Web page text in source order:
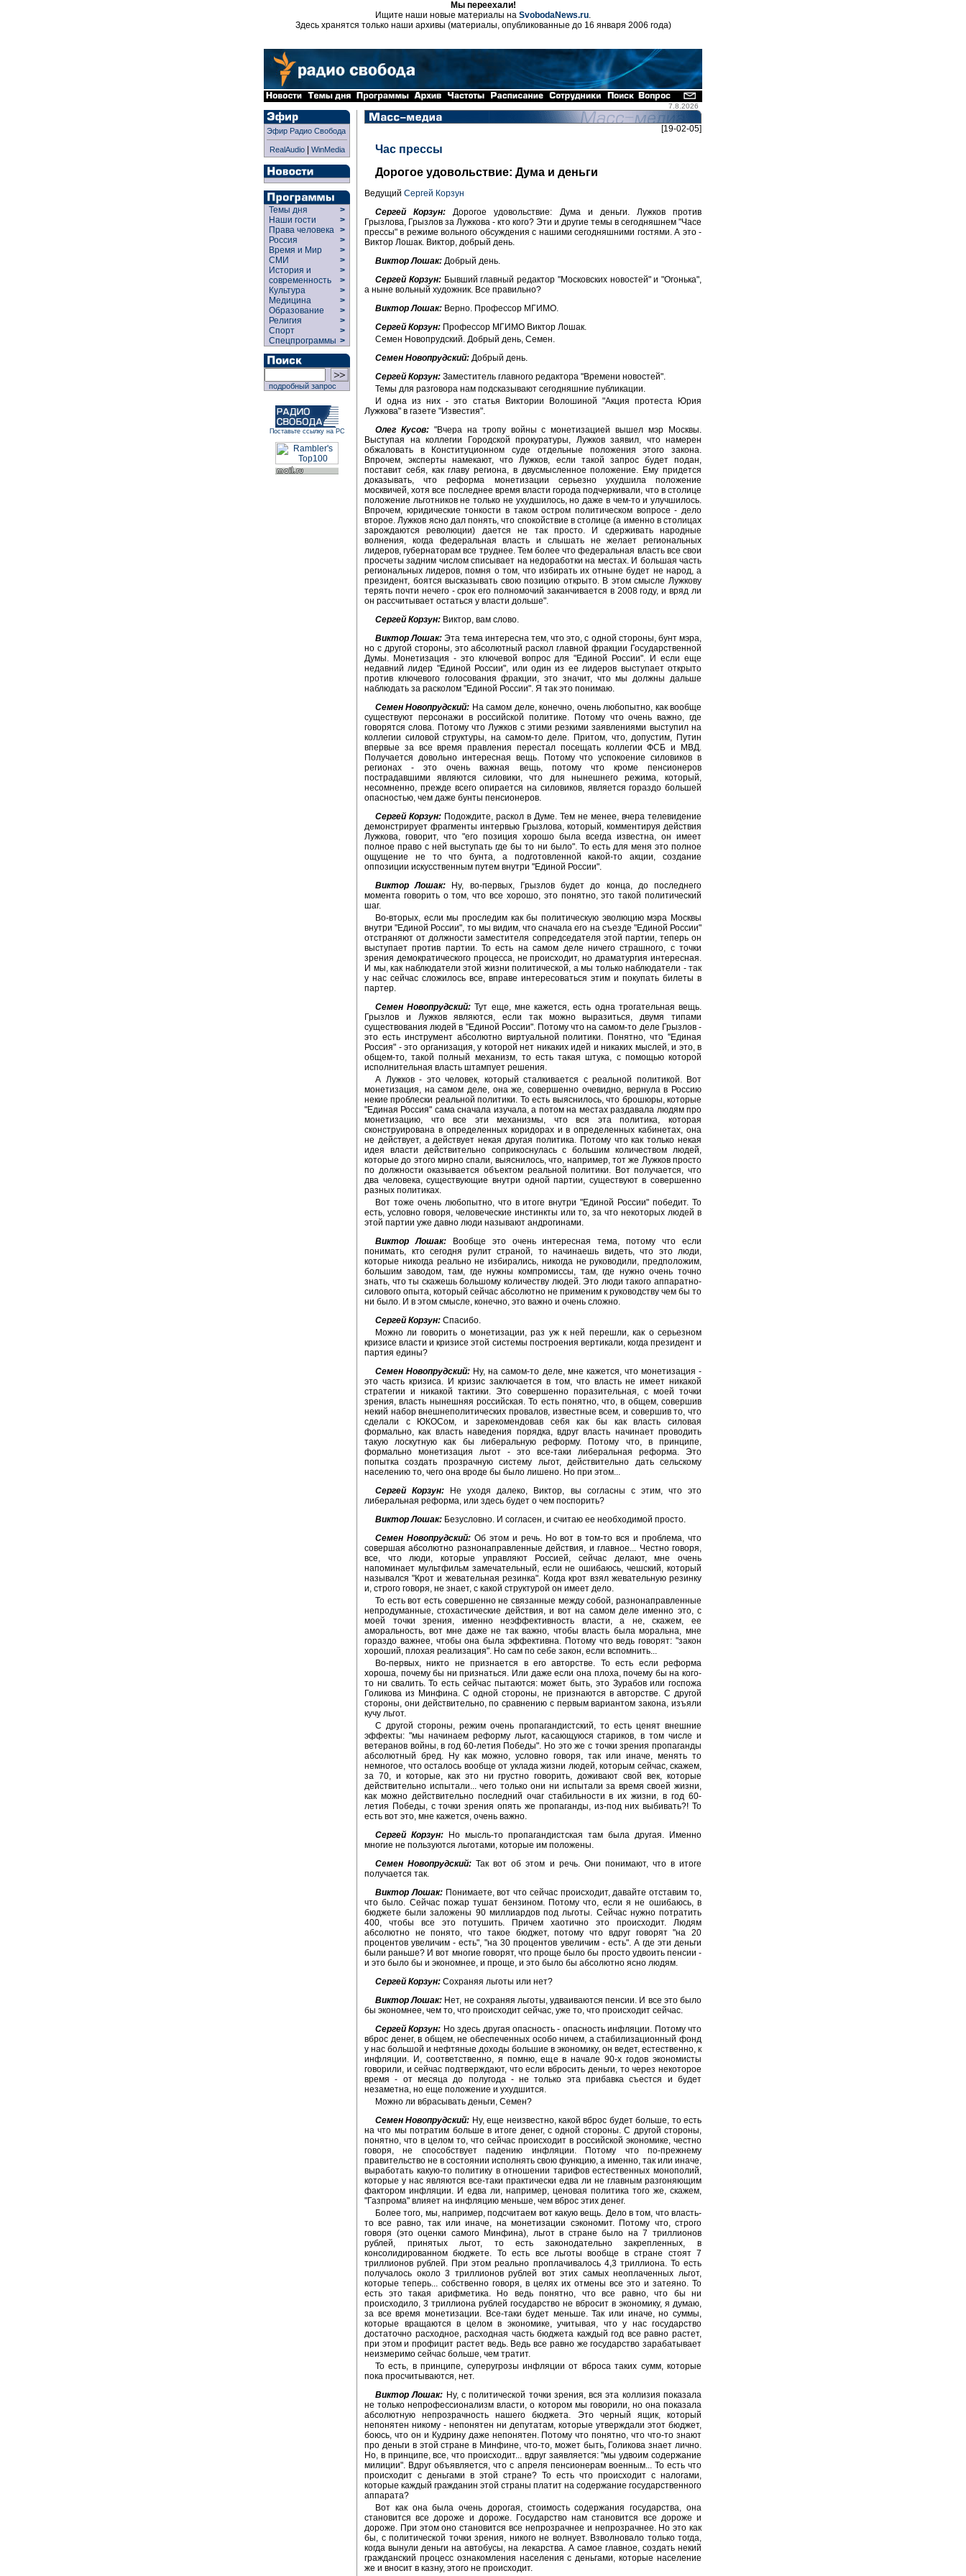
Мы переехали!
Ищите наши новые материалы на SvobodaNews.ru.
Здесь хранятся только наши архивы (материалы, опубликованные до 16 января 2006 года)
7.8.2026
Эфир Радио Свобода
RealAudio| WinMedia
Темы дня
>
Наши гости
>
Права человека >
Россия
>
Время и Мир
>
СМИ
>
История и
современность
>
>
Культура
>
Медицина
>
Образование
>
Религия
>
Спорт
>
Спецпрограммы >
подробный запрос
Поставьте ссылку на РС
[19-02-05]
Час прессы
Дорогое удовольствие: Дума и деньги
Ведущий Сергей Корзун
Сергей Корзун: Дорогое удовольствие: Дума и деньги. Лужков против
Грызлова, Грызлов за Лужкова - кто кого? Эти и другие темы в сегодняшнем "Часе
прессы" в режиме вольного обсуждения с нашими сегодняшними гостями. А это -
Виктор Лошак. Виктор, добрый день.
Виктор Лошак: Добрый день.
Сергей Корзун:Бывший главный редактор "Московских новостей" и "Огонька",
а ныне вольный художник. Все правильно?
Виктор Лошак: Верно. Профессор МГИМО.
Сергей Корзун: Профессор МГИМО Виктор Лошак.
Семен Новопрудский. Добрый день, Семен.
Семен Новопрудский: Добрый день.
Сергей Корзун: Заместитель главного редактора "Времени новостей".
Темы для разговора нам подсказывают сегодняшние публикации.
И одна из них - это статья Виктории Волошиной "Акция протеста Юрия
Лужкова" в газете "Известия".
Олег Кусов:"Вчера на тропу войны с монетизацией вышел мэр Москвы.
Выступая на коллегии Городской прокуратуры, Лужков заявил, что намерен
обжаловать в Конституционном суде отдельные положения этого закона.
Впрочем, эксперты намекают, что Лужков, если такой запрос будет подан,
поставит себя, как главу региона, в двусмысленное положение. Ему придется
доказывать, что реформа монетизации серьезно ухудшила положение
москвичей, хотя все последнее время власти города подчеркивали, что в столице
положение льготников не только не ухудшилось, но даже в чем-то и улучшилось.
Впрочем, юридические тонкости в таком остром политическом вопросе - дело
второе. Лужков ясно дал понять, что спокойствие в столице (а именно в столицах
зарождаются революции) дается не так просто. И сдерживать народные
волнения, когда федеральная власть и слышать не желает региональных
лидеров, губернаторам все труднее. Тем более что федеральная власть все свои
просчеты задним числом списывает на недоработки на местах. И большая часть
региональных лидеров, помня о том, что избирать их отныне будет не народ, а
президент, боятся высказывать свою позицию открыто. В этом смысле Лужкову
терять почти нечего - срок его полномочий заканчивается в 2008 году, и вряд ли
он рассчитывает остаться у власти дольше".
Сергей Корзун: Виктор, вам слово.
Виктор Лошак: Эта тема интересна тем, что это, с одной стороны, бунт мэра,
но с другой стороны, это абсолютный раскол главной фракции Государственной
Думы. Монетизация - это ключевой вопрос для "Единой России". И если еще
недавний лидер "Единой России", или один из ее лидеров выступает открыто
против ключевого голосования фракции, это значит, что мы должны дальше
наблюдать за расколом "Единой России". Я так это понимаю.
Семен Новопрудский: На самом деле, конечно, очень любопытно, как вообще
существуют персонажи в российской политике. Потому что очень важно, где
говорятся слова. Потому что Лужков с этими резкими заявлениями выступил на
коллегии силовой структуры, на самом-то деле. Притом, что, допустим, Путин
впервые за все время правления перестал посещать коллегии ФСБ и МВД.
Получается довольно интересная вещь. Потому что успокоение силовиков в
регионах - это очень важная вещь, потому что кроме пенсионеров
пострадавшими являются силовики, что для нынешнего режима, который,
несомненно, прежде всего опирается на силовиков, является гораздо большей
опасностью, чем даже бунты пенсионеров.
Сергей Корзун: Подождите, раскол в Думе. Тем не менее, вчера телевидение
демонстрирует фрагменты интервью Грызлова, который, комментируя действия
Лужкова, говорит, что "его позиция хорошо была всегда известна, он имеет
полное право с ней выступать где бы то ни было". То есть для меня это полное
ощущение не то что бунта, а подготовленной какой-то акции, создание
оппозиции искусственным путем внутри "Единой России".
Виктор Лошак: Ну, во-первых, Грызлов будет до конца, до последнего
момента говорить о том, что все хорошо, это понятно, это такой политический
шаг.
Во-вторых, если мы проследим как бы политическую эволюцию мэра Москвы
внутри "Единой России", то мы видим, что сначала его на съезде "Единой России"
отстраняют от должности заместителя сопредседателя этой партии, теперь он
выступает против партии. То есть на самом деле ничего страшного, с точки
зрения демократического процесса, не происходит, но драматургия интересная.
И мы, как наблюдатели этой жизни политической, а мы только наблюдатели - так
у нас сейчас сложилось все, вправе интересоваться этим и покупать билеты в
партер.
Семен Новопрудский: Тут еще, мне кажется, есть одна трогательная вещь.
Грызлов и Лужков являются, если так можно выразиться, двумя типами
существования людей в "Единой России". Потому что на самом-то деле Грызлов -
это есть инструмент абсолютно виртуальной политики. Понятно, что "Единая
Россия" - это организация, у которой нет никаких идей и никаких мыслей, и это, в
общем-то, такой полный механизм, то есть такая штука, с помощью которой
исполнительная власть штампует решения.
А Лужков - это человек, который сталкивается с реальной политикой. Вот
монетизация, на самом деле, она же, совершенно очевидно, вернула в Россию
некие проблески реальной политики. То есть выяснилось, что брошюры, которые
"Единая Россия" сама сначала изучала, а потом на местах раздавала людям про
монетизацию, что все эти механизмы, что вся эта политика, которая
сконструирована в определенных коридорах и в определенных кабинетах, она
не действует, а действует некая другая политика. Потому что как только некая
идея власти действительно соприкоснулась с большим количеством людей,
которые до этого мирно спали, выяснилось, что, например, тот же Лужков просто
по должности оказывается объектом реальной политики. Вот получается, что
два человека, существующие внутри одной партии, существуют в совершенно
разных политиках.
Вот тоже очень любопытно, что в итоге внутри "Единой России" победит. То
есть, условно говоря, человеческие инстинкты или то, за что некоторых людей в
этой партии уже давно люди называют андрогинами.
Виктор Лошак:Вообще это очень интересная тема, потому что если
понимать, кто сегодня рулит страной, то начинаешь видеть, что это люди,
которые никогда реально не избирались, никогда не руководили, предположим,
большим заводом, там, где нужны компромиссы, там, где нужно очень точно
знать, что ты скажешь большому количеству людей. Это люди такого аппаратно-
силового опыта, который сейчас абсолютно не применим к руководству чем бы то
ни было. И в этом смысле, конечно, это важно и очень сложно.
Сергей Корзун: Спасибо.
Можно ли говорить о монетизации, раз уж к ней перешли, как о серьезном
кризисе власти и кризисе этой системы построения вертикали, когда президент и
партия едины?
Семен Новопрудский: Ну, на самом-то деле, мне кажется, что монетизация -
это часть кризиса. И кризис заключается в том, что власть не имеет никакой
стратегии и никакой тактики. Это совершенно поразительная, с моей точки
зрения, власть нынешняя российская. То есть понятно, что, в общем, совершив
некий набор внешнеполитических провалов, известные всем, и совершив то, что
сделали с ЮКОСом, и зарекомендовав себя как бы как власть силовая
формально, как власть наведения порядка, вдруг власть начинает проводить
такую лоскутную как бы либеральную реформу. Потому что, в принципе,
формально монетизация льгот - это все-таки либеральная реформа. Это
попытка создать прозрачную систему льгот, действительно дать сельскому
населению то, чего она вроде бы было лишено. Но при этом...
Сергей Корзун: Не уходя далеко, Виктор, вы согласны с этим, что это
либеральная реформа, или здесь будет о чем поспорить?
Виктор Лошак: Безусловно. И согласен, и считаю ее необходимой просто.
Семен Новопрудский:Об этом и речь. Но вот в том-то вся и проблема, что
совершая абсолютно разнонаправленные действия, и главное... Честно говоря,
все, что люди, которые управляют Россией, сейчас делают, мне очень
напоминает мультфильм замечательный, если не ошибаюсь, чешский, который
назывался "Крот и жевательная резинка". Когда крот взял жевательную резинку
и, строго говоря, не знает, с какой структурой он имеет дело.
То есть вот есть совершенно не связанные между собой, разнонаправленные
непродуманные, стохастические действия, и вот на самом деле именно это, с
моей точки зрения, именно неэффективность власти, а не, скажем, ее
аморальность, вот мне даже не так важно, чтобы власть была моральна, мне
гораздо важнее, чтобы она была эффективна. Потому что ведь говорят: "закон
хороший, плохая реализация". Но сам по себе закон, если вспомнить...
Во-первых, никто не признается в его авторстве. То есть если реформа
хороша, почему бы ни признаться. Или даже если она плоха, почему бы на кого-
то ни свалить. То есть сейчас пытаются: может быть, это Зурабов или госпожа
Голикова из Минфина. С одной стороны, не признаются в авторстве. С другой
стороны, они действительно, по сравнению с первым вариантом закона, изъяли
кучу льгот.
С другой стороны, режим очень пропагандистский, то есть ценят внешние
эффекты: "мы начинаем реформу льгот, касающуюся стариков, в том числе и
ветеранов войны, в год 60-летия Победы". Но это же с точки зрения пропаганды
абсолютный бред. Ну как можно, условно говоря, так или иначе, менять то
немногое, что осталось вообще от уклада жизни людей, которым сейчас, скажем,
за 70, и которые, как это ни грустно говорить, доживают свой век, которые
действительно испытали... чего только они ни испытали за время своей жизни,
как можно действительно последний очаг стабильности в их жизни, в год 60-
летия Победы, с точки зрения опять же пропаганды, из-под них выбивать?! То
есть вот это, мне кажется, очень важно.
Сергей Корзун: Но мысль-то пропагандистская там была другая. Именно
многие не пользуются льготами, которые им положены.
Семен Новопрудский: Так вот об этом и речь. Они понимают, что в итоге
получается так.
Виктор Лошак:Понимаете, вот что сейчас происходит, давайте отставим то,
что было. Сейчас пожар тушат бензином. Потому что, если я не ошибаюсь, в
бюджете были заложены 90 миллиардов под льготы. Сейчас нужно потратить
400, чтобы все это потушить. Причем хаотично это происходит. Людям
абсолютно не понято, что такое бюджет, потому что вдруг говорят "на 20
процентов увеличим - есть", "на 30 процентов увеличим - есть". А где эти деньги
были раньше? И вот многие говорят, что проще было бы просто удвоить пенсии -
и это было бы и экономнее, и проще, и это было бы абсолютно ясно людям.
Сергей Корзун: Сохраняя льготы или нет?
Виктор Лошак: Нет, не сохраняя льготы, удваиваются пенсии. И все это было
бы экономнее, чем то, что происходит сейчас, уже то, что происходит сейчас.
Сергей Корзун: Но здесь другая опасность - опасность инфляции. Потому что
вброс денег, в общем, не обеспеченных особо ничем, а стабилизационный фонд
у нас большой и нефтяные доходы большие в экономику, он ведет, естественно, к
инфляции. И, соответственно, я помню, еще в начале 90-х годов экономисты
говорили, и сейчас подтверждают, что если вбросить деньги, то через некоторое
время - от месяца до полугода - не только эта прибавка съестся и будет
незаметна, но еще положение и ухудшится.
Можно ли вбрасывать деньги, Семен?
Семен Новопрудский: Ну, еще неизвестно, какой вброс будет больше, то есть
на что мы потратим больше в итоге денег, с одной стороны. С другой стороны,
понятно, что в целом то, что сейчас происходит в российской экономике, честно
говоря, не способствует падению инфляции. Потому что по-прежнему
правительство не в состоянии исполнять свою функцию, а именно, так или иначе,
выработать какую-то политику в отношении тарифов естественных монополий,
которые у нас являются все-таки практически едва ли не главным разгоняющим
фактором инфляции. И едва ли, например, ценовая политика того же, скажем,
"Газпрома" влияет на инфляцию меньше, чем вброс этих денег.
Более того, мы, например, подсчитаем вот какую вещь. Дело в том, что власть-
то все равно, так или иначе, на монетизации сэкономит. Потому что, строго
говоря (это оценки самого Минфина), льгот в стране было на 7 триллионов
рублей, принятых льгот, то есть законодательно закрепленных, в
консолидированном бюджете. То есть все льготы вообще в стране стоят 7
триллионов рублей. При этом реально проплачивалось 4,3 триллиона. То есть
получалось около 3 триллионов рублей вот этих самых неоплаченных льгот,
которые теперь... собственно говоря, в целях их отмены все это и затеяно. То
есть это такая арифметика. Но ведь понятно, что все равно, что бы ни
происходило, 3 триллиона рублей государство не вбросит в экономику, я думаю,
за все время монетизации. Все-таки будет меньше. Так или иначе, но суммы,
которые вращаются в целом в экономике, учитывая, что у нас государство
достаточно расходное, расходная часть бюджета каждый год все равно растет,
при этом и профицит растет ведь. Ведь все равно же государство зарабатывает
неизмеримо сейчас больше, чем тратит.
То есть, в принципе, суперугрозы инфляции от вброса таких сумм, которые
пока просчитываются, нет.
Виктор Лошак: Ну, с политической точки зрения, вся эта коллизия показала
не только непрофессионализм власти, о котором мы говорили, но она показала
абсолютную непрозрачность нашего бюджета. Это черный ящик, который
непонятен никому - непонятен ни депутатам, которые утверждали этот бюджет,
боюсь, что он и Кудрину даже непонятен. Потому что понятно, что что-то знают
про деньги в этой стране в Минфине, что-то, может быть, Голикова знает лично.
Но, в принципе, все, что происходит... вдруг заявляется: "мы удвоим содержание
милиции". Вдруг объявляется, что с апреля пенсионерам военным... То есть что
происходит с деньгами в этой стране? То есть что происходит с налогами,
которые каждый гражданин этой страны платит на содержание государственного
аппарата?
Вот как она была очень дорогая, стоимость содержания государства, она
становится все дороже и дороже. Государство нам становится все дороже и
дороже. При этом оно становится все непрозрачнее и непрозрачнее. Но это как
бы, с политической точки зрения, никого не волнует. Взволновало только тогда,
когда вынули деньги на автобусы, на лекарства. А самое главное, создать некий
гражданский процесс ознакомления населения с деньгами, которые население
же и вносит в казну, этого не происходит.